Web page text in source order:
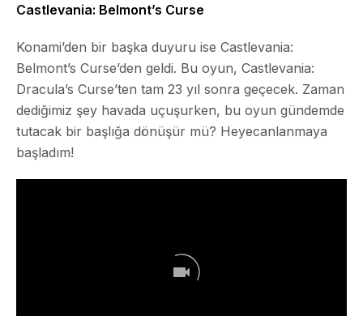
Castlevania: Belmont’s Curse
Konami’den bir başka duyuru ise Castlevania:
Belmont’s Curse’den geldi. Bu oyun, Castlevania:
Dracula’s Curse’ten tam 23 yıl sonra geçecek. Zaman
dediğimiz şey havada uçuşurken, bu oyun gündemde
tutacak bir başlığa dönüşür mü? Heyecanlanmaya
başladım!